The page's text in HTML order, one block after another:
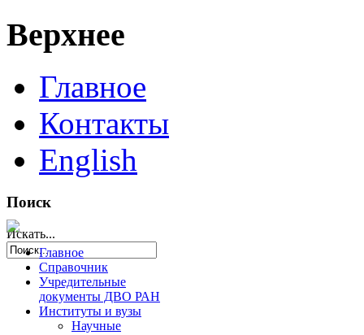
Верхнее
Главное
Контакты
English
Поиск
Искать...
Главное
Справочник
Учредительные
документы ДВО РАН
Институты и вузы
Научные